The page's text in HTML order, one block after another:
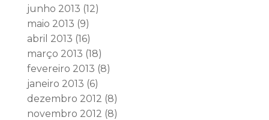
junho 2013 (12)
maio 2013 (9)
abril 2013 (16)
março 2013 (18)
fevereiro 2013 (8)
janeiro 2013 (6)
dezembro 2012 (8)
novembro 2012 (8)